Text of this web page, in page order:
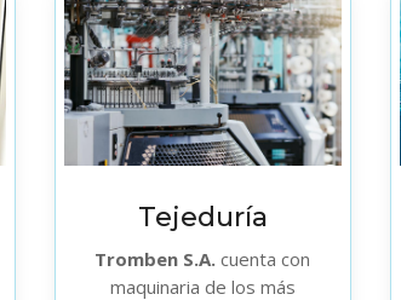
Tejeduría
Tromben S.A. cuenta con
maquinaria de los más